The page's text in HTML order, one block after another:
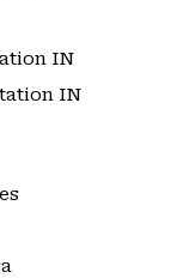
IN
IN